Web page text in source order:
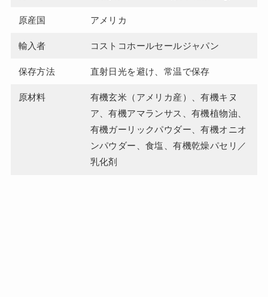
原産国 アメリカ
輸入者 コストコホールセールジャパン
保存方法 直射日光を避け、常温で保存
原材料
有機玄米（アメリカ産）、有機キヌ
ア、有機アマランサス、有機植物油、
有機ガーリックパウダー、有機オニオ
ンパウダー、食塩、有機乾燥パセリ／
乳化剤